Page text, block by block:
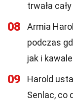
trwała
08
Armia
podczas
jak i
09
Harold
Senlac, co